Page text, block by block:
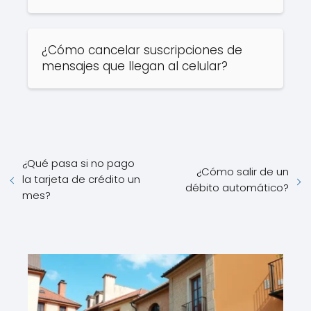
¿Cómo cancelar suscripciones de
mensajes que llegan al celular?
¿Qué pasa si no pago
la tarjeta de crédito un
mes?
¿Cómo salir de un
débito automático?